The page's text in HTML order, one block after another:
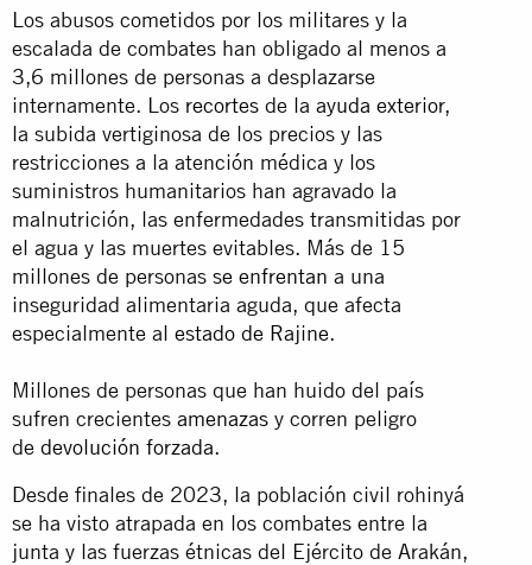
Los abusos cometidos por los militares y la
escalada de combates han obligado al menos a
3,6 millones de personas a desplazarse
internamente. Los recortes de la ayuda exterior,
la subida vertiginosa de los precios y las
restricciones a la atención médica y los
suministros humanitarios han agravado la
malnutrición, las enfermedades transmitidas por
el agua y las muertes evitables. Más de 15
millones de personas se enfrentan a una
inseguridad alimentaria aguda, que afecta
especialmente al estado de Rajine.
Millones de personas que han huido del país
sufren crecientes amenazas y corren peligro
de devolución forzada.
Desde finales de 2023, la población civil rohinyá
se ha visto atrapada en los combates entre la
junta y las fuerzas étnicas del Ejército de Arakán,